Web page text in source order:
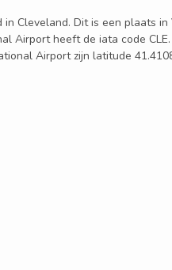
Cleveland. Dit is een plaats
Airport heeft de iata code
Airport zijn latitude